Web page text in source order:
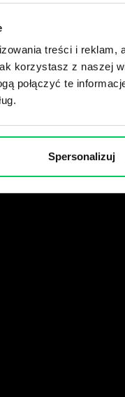
treści i reklam,
korzystasz z naszej
połączyć te
Spersonalizuj